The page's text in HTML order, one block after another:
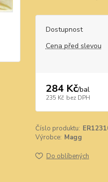
Dostupnost
Cena před slevou
284 Kč/bal
235 Kč bez DPH
Číslo produktu:
Výrobce: Magg
Do oblíbených